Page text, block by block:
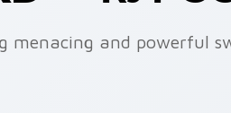
menacing and powerful